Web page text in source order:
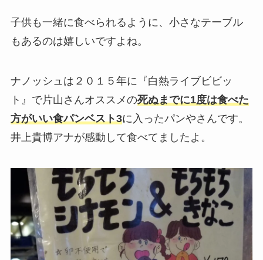
子供も一緒に食べられるように、小さなテーブル
もあるのは嬉しいですよね。
ナノッシュは２０１５年に『白熱ライブビビッ
ト』で片山さんオススメの死ぬまでに1度は食べた
方がいい食パンベスト3に入ったパンやさんです。
井上貴博アナが感動して食べてましたよ。